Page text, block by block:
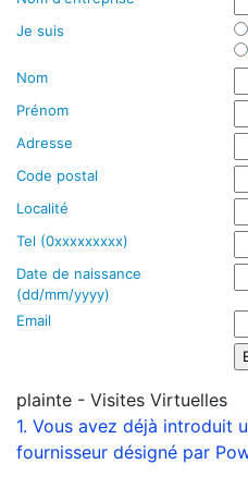
Je suis
Nom
Prénom
Adresse
Code postal
Localité
Tel (0xxxxxxxxx)
Date de naissance
(dd/mm/yyyy)
Email
plainte - Visites Virtuelles
1. Vous avez déjà introduit
fournisseur désigné par